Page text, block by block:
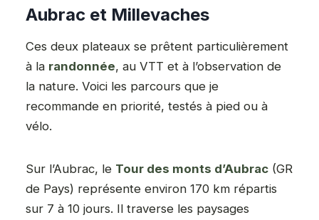
Aubrac et Millevaches
Ces deux plateaux se prêtent particulièrement
à la randonnée, au VTT et à l’observation de
la nature. Voici les parcours que je
recommande en priorité, testés à pied ou à
vélo.
Sur l’Aubrac, le Tour des monts d’Aubrac (GR
de Pays) représente environ 170 km répartis
sur 7 à 10 jours. Il traverse les paysages